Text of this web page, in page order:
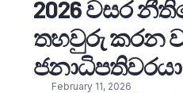
2026 වසර
තහවුරු කරන
February 11, 2026